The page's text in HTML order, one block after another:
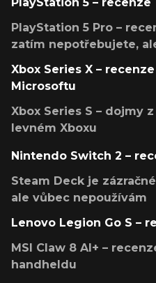
PlayStation 5 Pro –
zatím nepotřebujete,
Xbox Series X –
Microsoftu
Xbox Series S – dojmy
levném Xboxu
Nintendo Switch 2 –
Steam Deck je
ale vůbec nepoužívám
Lenovo Legion Go S –
MSI Claw 8 AI+ –
handheldu